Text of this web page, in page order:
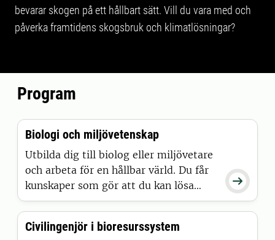
bevarar skogen på ett hållbart sätt. Vill du vara med och
påverka framtidens skogsbruk och klimatlösningar?
Program

Biologi och miljövetenskap
Utbilda dig till biolog eller miljövetare
och arbeta för en hållbar värld. Du får
kunskaper som gör att du kan lösa
angelägna miljöproblem och bidra till
Civilingenjör i bioresurssystem